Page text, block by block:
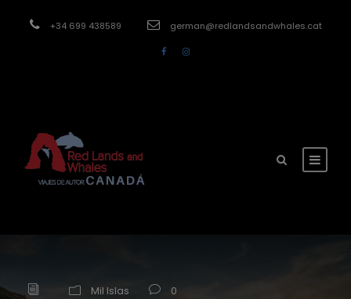
+34 699 438589 german@redlandsandwhales.cat
Mil Islas 0